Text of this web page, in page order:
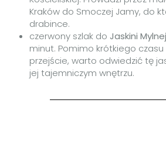
Kraków do Smoczej Jamy, do
drabince.
czerwony szlak do Jaskini Mylnej
minut. Pomimo krótkiego
przejście, warto odwiedzić tę
jej tajemniczym wnętrzu.